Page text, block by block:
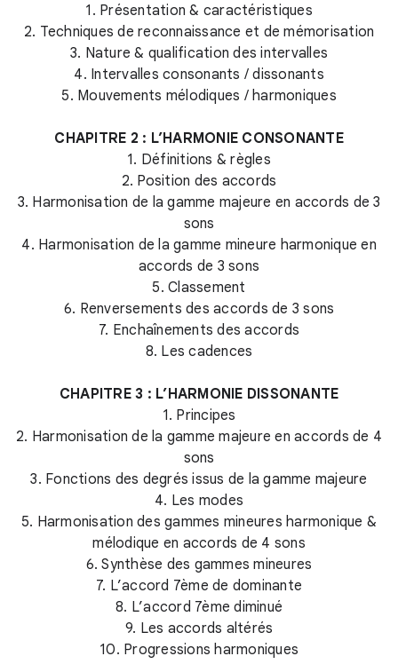
1. Présentation & caractéristiques
2. Techniques de reconnaissance et de mémorisation
3. Nature & qualification des intervalles
4. Intervalles consonants / dissonants
5. Mouvements mélodiques / harmoniques
CHAPITRE 2 : L’HARMONIE CONSONANTE
1. Définitions & règles
2. Position des accords
3. Harmonisation de la gamme majeure en accords de 3
sons
4. Harmonisation de la gamme mineure harmonique en
accords de 3 sons
5. Classement
6. Renversements des accords de 3 sons
7. Enchaînements des accords
8. Les cadences
CHAPITRE 3 : L’HARMONIE DISSONANTE
1. Principes
2. Harmonisation de la gamme majeure en accords de 4
sons
3. Fonctions des degrés issus de la gamme majeure
4. Les modes
5. Harmonisation des gammes mineures harmonique &
mélodique en accords de 4 sons
6. Synthèse des gammes mineures
7. L’accord 7ème de dominante
8. L’accord 7ème diminué
9. Les accords altérés
10. Progressions harmoniques